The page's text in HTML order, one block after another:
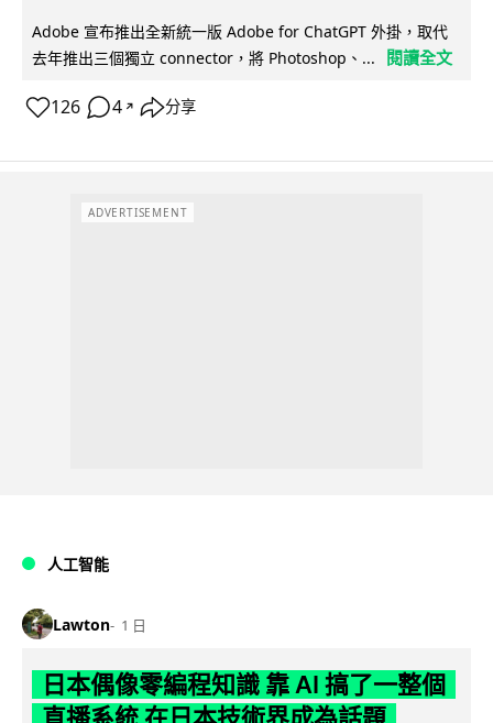
Adobe 宣布推出全新統一版 Adobe for ChatGPT 外掛，取代
去年推出三個獨立 connector，將 Photoshop、...
閱讀全文
126 4 ↗ 分享
ADVERTISEMENT
人工智能
Lawton 1 日
日本偶像零編程知識 靠 AI 搞了一整個